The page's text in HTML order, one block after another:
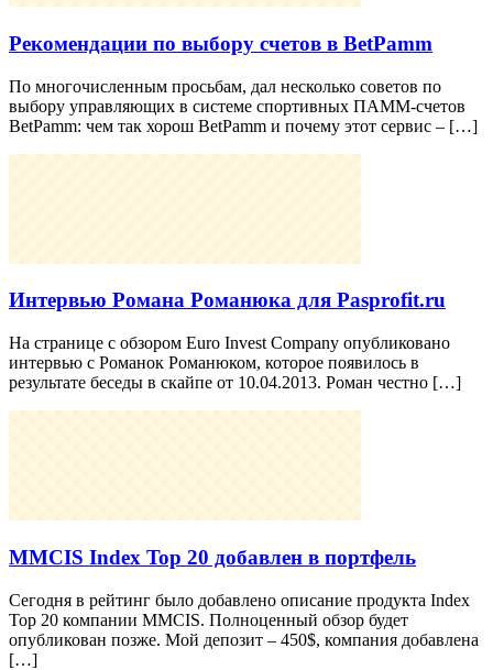
Рекомендации по выбору счетов в BetPamm
По многочисленным просьбам, дал несколько советов по
выбору управляющих в системе спортивных ПАММ-счетов
BetPamm: чем так хорош BetPamm и почему этот сервис – […]
Интервью Романа Романюка для Pasprofit.ru
На странице с обзором Euro Invest Company опубликовано
интервью с Романок Романюком, которое появилось в
результате беседы в скайпе от 10.04.2013. Роман честно […]
MMCIS Index Top 20 добавлен в портфель
Сегодня в рейтинг было добавлено описание продукта Index
Top 20 компании MMCIS. Полноценный обзор будет
опубликован позже. Мой депозит – 450$, компания добавлена
[…]